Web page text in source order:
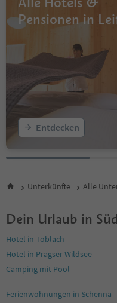
Pensionen in
Entdecken
Unterkünfte Alle
Dein Urlaub in
Hotel in Toblach
Hotel in Pragser Wildsee
Camping mit Pool
Ferienwohnungen in Schenna